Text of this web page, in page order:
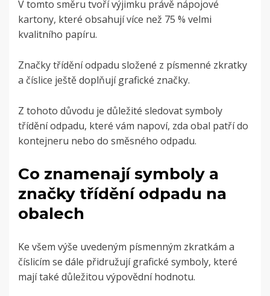
V tomto směru tvoří výjimku právě nápojové
kartony, které obsahují více než 75 % velmi
kvalitního papíru.
Značky třídění odpadu složené z písmenné zkratky
a číslice ještě doplňují grafické značky.
Z tohoto důvodu je důležité sledovat symboly
třídění odpadu, které vám napoví, zda obal patří do
kontejneru nebo do směsného odpadu.
Co znamenají symboly a
značky třídění odpadu na
obalech
Ke všem výše uvedeným písmenným zkratkám a
číslicím se dále přidružují grafické symboly, které
mají také důležitou výpovědní hodnotu.